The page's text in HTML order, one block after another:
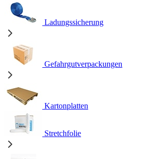
Ladungssicherung
Gefahrgutverpackungen
Kartonplatten
Stretchfolie